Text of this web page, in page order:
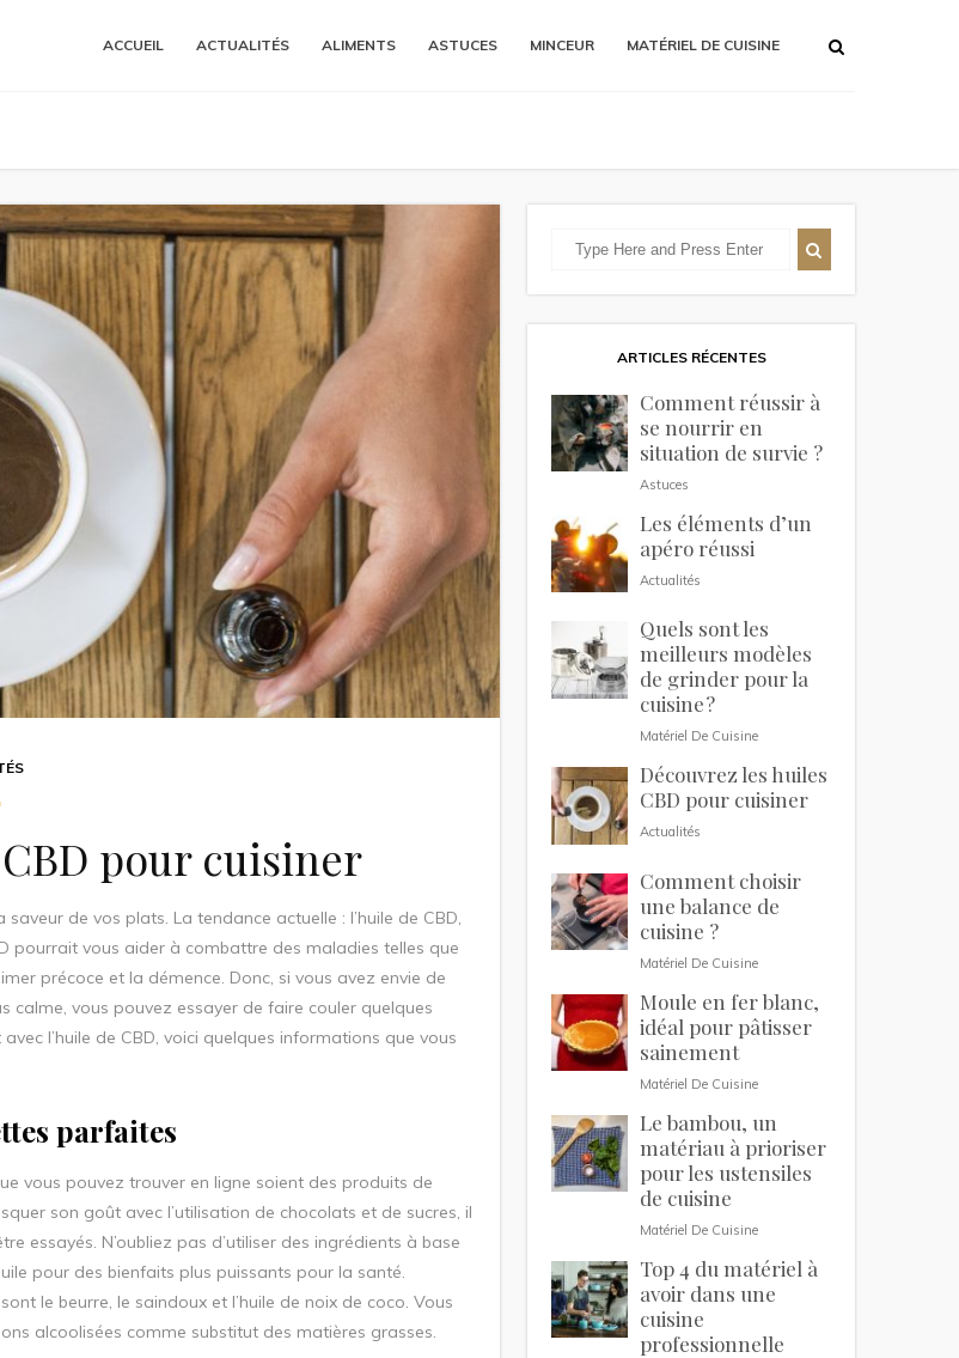
ACCUEIL ACTUALITÉS ALIMENTS ASTUCES MINCEUR MATÉRIEL DE CUISINE
pour cuisiner
de vos plats. La tendance actuelle : l’huile de CBD,
pourrait vous aider à combattre des maladies telles que
précoce et la démence. Donc, si vous avez envie de
calme, vous pouvez essayer de faire couler quelques
l’huile de CBD, voici quelques informations que vous
parfaites
vous pouvez trouver en ligne soient des produits de
son goût avec l’utilisation de chocolats et de sucres, il
essayés. N’oubliez pas d’utiliser des ingrédients à base
pour des bienfaits plus puissants pour la santé.
le beurre, le saindoux et l’huile de noix de coco. Vous
alcoolisées comme substitut des matières grasses.
ARTICLES RÉCENTES
Comment réussir à
se nourrir en
situation de survie ?
Astuces
Les éléments d’un
apéro réussi
Actualités
Quels sont les
meilleurs modèles
de grinder pour la
cuisine ?
Matériel De Cuisine
Découvrez les huiles
CBD pour cuisiner
Actualités
Comment choisir
une balance de
cuisine ?
Matériel De Cuisine
Moule en fer blanc,
idéal pour pâtisser
sainement
Matériel De Cuisine
Le bambou, un
matériau à prioriser
pour les ustensiles
de cuisine
Matériel De Cuisine
Top 4 du matériel à
avoir dans une
cuisine
professionnelle